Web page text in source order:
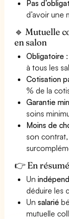
Pas
d’avoir une
🔹 Mutuelle
en salon
Obligatoire
à tous les
Cotisation
% de la
Garantie
soins
Moins de
son
👉 En
Un
déduire les
Unsalarié
mutuelle